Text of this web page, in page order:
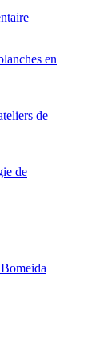
en
de
de